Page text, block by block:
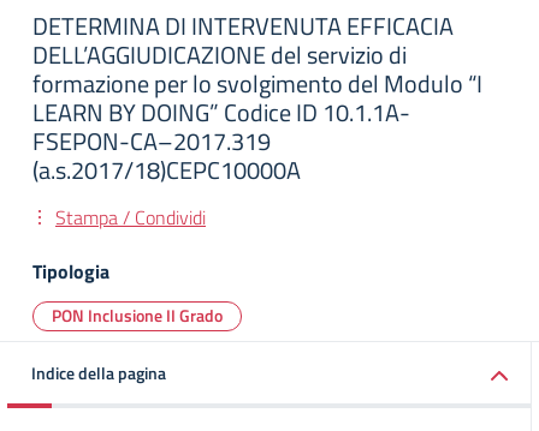
DETERMINA DI INTERVENUTA EFFICACIA
DELL’AGGIUDICAZIONE del servizio di
formazione per lo svolgimento del Modulo “I
LEARN BY DOING” Codice ID 10.1.1A-
FSEPON-CA–2017.319
(a.s.2017/18)CEPC10000A
Stampa / Condividi
Tipologia
PON Inclusione II Grado
Indice della pagina